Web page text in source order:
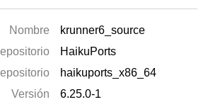
Nombre
krunner6_source
HaikuPorts
haikuports_x86_64
Versión
6.25.0-1